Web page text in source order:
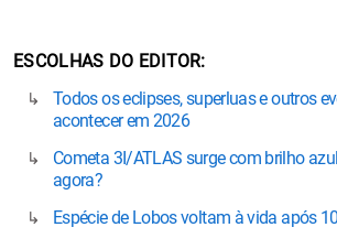
ESCOLHAS DO EDITOR
Todos os eclipses, superluas e outros
acontecer em 2026
Cometa 3I/ATLAS surge com brilho
agora?
Espécie de Lobos voltam à vida após